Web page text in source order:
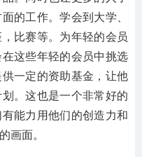
的工作。学会到大学、
比赛等。为年轻的会员
这些年轻的会员中挑选
一定的资助基金，让他
。这也是一个非常好的
能力用他们的创造力和
画面。